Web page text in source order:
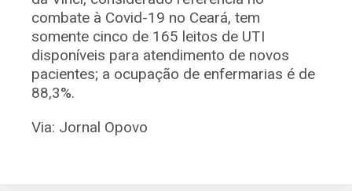
combate à Covid-19 no Ceará, tem
somente cinco de 165 leitos de UTI
disponíveis para atendimento de novos
pacientes; a ocupação de enfermarias é de
88,3%.
Via: Jornal Opovo